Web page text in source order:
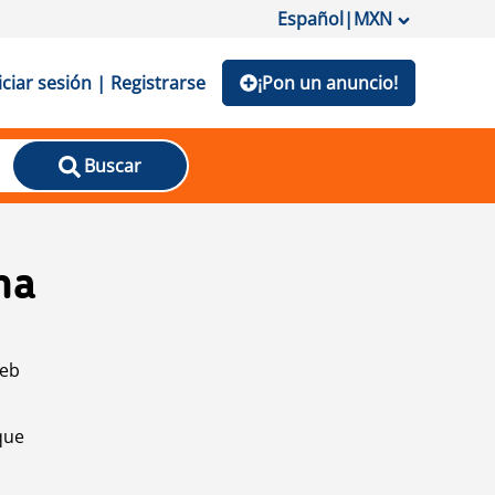
Español|MXN
sesión | Registrarse ¡Pon un anuncio!
Buscar